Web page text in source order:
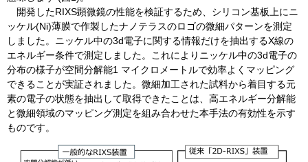
開発したRIXS顕微鏡の性能を検証するため、シリコン基板上にニ
ッケル(Ni)薄膜で作製したナノテラスのロゴの微細パターンを測定
しました。ニッケル中の3d電子に関する情報だけを抽出するX線の
エネルギー条件で測定しました。これによりニッケル中の3d電子の
分布の様子が空間分解能1 マイクロメートルで効率よくマッピング
できることが実証されました。微細加工された試料から着目する元
素の電子の状態を抽出して取得できたことは、高エネルギー分解能
と微細領域のマッピング測定を組み合わせた本手法の有効性を示す
ものです。